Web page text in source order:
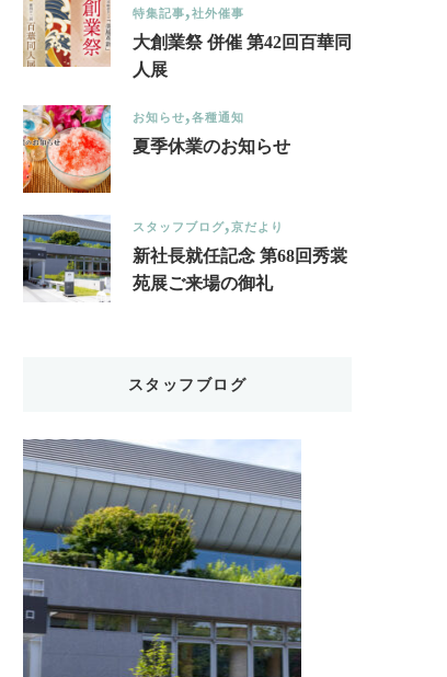
特集記事
社外催事
大創業祭 併催 第42回百華同
人展
お知らせ 各種通知
夏季休業のお知らせ
スタッフブログ 京だより
新社長就任記念 第68回秀裳
苑展ご来場の御礼
スタッフブログ